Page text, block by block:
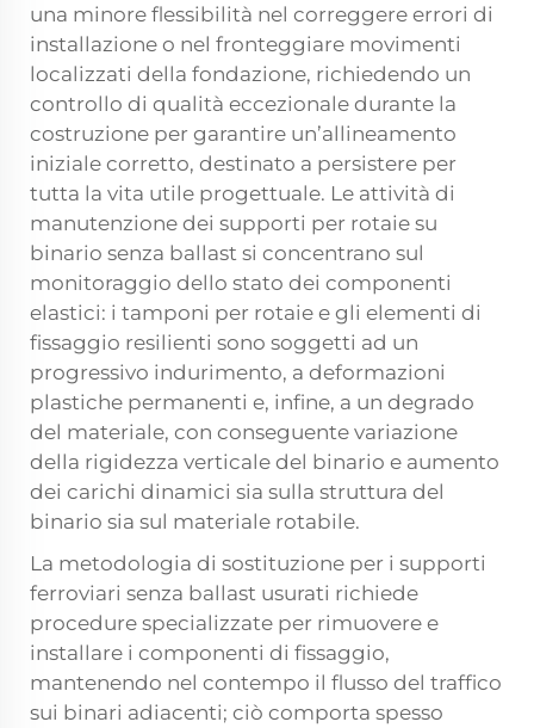
una minore flessibilità nel correggere errori di
installazione o nel fronteggiare movimenti
localizzati della fondazione, richiedendo un
controllo di qualità eccezionale durante la
costruzione per garantire un’allineamento
iniziale corretto, destinato a persistere per
tutta la vita utile progettuale. Le attività di
manutenzione dei supporti per rotaie su
binario senza ballast si concentrano sul
monitoraggio dello stato dei componenti
elastici: i tamponi per rotaie e gli elementi di
fissaggio resilienti sono soggetti ad un
progressivo indurimento, a deformazioni
plastiche permanenti e, infine, a un degrado
del materiale, con conseguente variazione
della rigidezza verticale del binario e aumento
dei carichi dinamici sia sulla struttura del
binario sia sul materiale rotabile.
La metodologia di sostituzione per i supporti
ferroviari senza ballast usurati richiede
procedure specializzate per rimuovere e
installare i componenti di fissaggio,
mantenendo nel contempo il flusso del traffico
sui binari adiacenti; ciò comporta spesso